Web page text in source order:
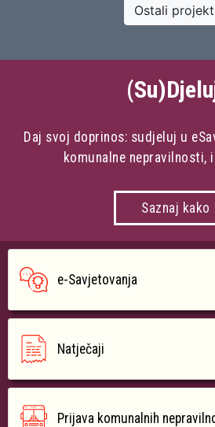
Ostali
Daj svoj doprinos: sudjeluj u
komunalne nepravilnosti,
Saznaj kako
e-Savjetovanja
Natječaji
Prijava komunalnih